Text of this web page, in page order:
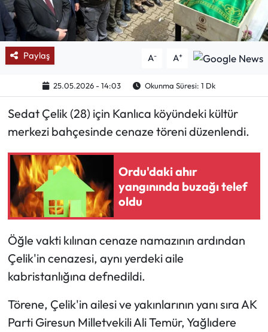
Paylaş A- A+
25.05.2026 - 14:03 Okunma Süresi: 1 Dk
Sedat Çelik (28) için Kanlıca köyündeki kültür
merkezi bahçesinde cenaze töreni düzenlendi.
Ordu'daki ahır
yangınında buzağı telef
oldu
Öğle vakti kılınan cenaze namazının ardından
Çelik'in cenazesi, aynı yerdeki aile
kabristanlığına defnedildi.
Törene, Çelik'in ailesi ve yakınlarının yanı sıra AK
Parti Giresun Milletvekili Ali Temür, Yağlıdere
Köşe Yazıları
Karikatür Galeri
ASTROLOJİ
Spor Yazıları
Mektup Galeri
Ekonomi
Turizm